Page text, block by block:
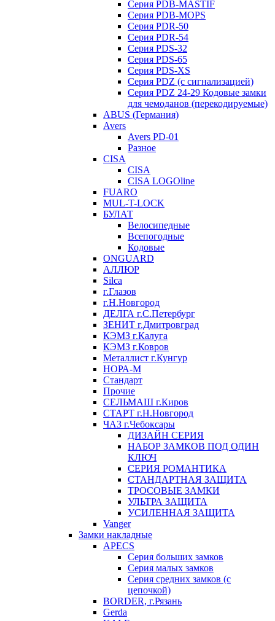
Серия PDB-MASTIF
Серия PDB-MOPS
Серия PDR-50
Серия PDR-54
Серия PDS-32
Серия PDS-65
Серия PDS-XS
Серия PDZ (с сигнализацией)
Серия PDZ 24-29 Кодовые замки
для чемоданов (перекодируемые)
ABUS (Германия)
Avers
Avers PD-01
Разное
CISA
CISA
CISA LOGOline
FUARO
MUL-T-LOCK
БУЛАТ
Велосипедные
Всепогодные
Кодовые
ONGUARD
АЛЛЮР
Silca
г.Глазов
г.Н.Новгород
ДЕЛГА г.С.Петербург
ЗЕНИТ г.Дмитровград
КЭМЗ г.Калуга
КЭМЗ г.Ковров
Металлист г.Кунгур
НОРА-М
Стандарт
Прочие
СЕЛЬМАШ г.Киров
СТАРТ г.Н.Новгород
ЧАЗ г.Чебоксары
ДИЗАЙН СЕРИЯ
НАБОР ЗАМКОВ ПОД ОДИН
КЛЮЧ
СЕРИЯ РОМАНТИКА
СТАНДАРТНАЯ ЗАЩИТА
ТРОСОВЫЕ ЗАМКИ
УЛЬТРА ЗАЩИТА
УСИЛЕННАЯ ЗАЩИТА
Vanger
Замки накладные
APECS
Серия больших замков
Серия малых замков
Серия средних замков (с
цепочкой)
BORDER, г.Рязань
Gerda